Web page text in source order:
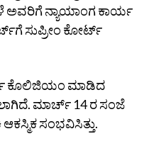
ನ್ಯಾಯಾಂಗ ಕಾರ್ಯ
ಸುಪ್ರೀಂ ಕೋರ್ಟ್‌
ಕೊಲಿಜಿಯಂ ಮಾಡಿದ
ಮಾರ್ಚ್ 14 ರ ಸಂಜೆ
ಸಂಭವಿಸಿತ್ತು.